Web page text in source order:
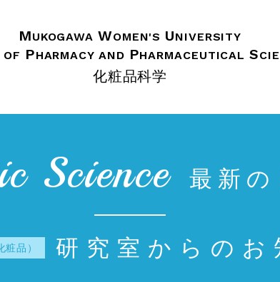
MUKOGAWA WOMEN'S UNIVERSITY
OF PHARMACY AND PHARMACEUTICALS
化粧品科学
Science 最新の
品） 研究室からの お